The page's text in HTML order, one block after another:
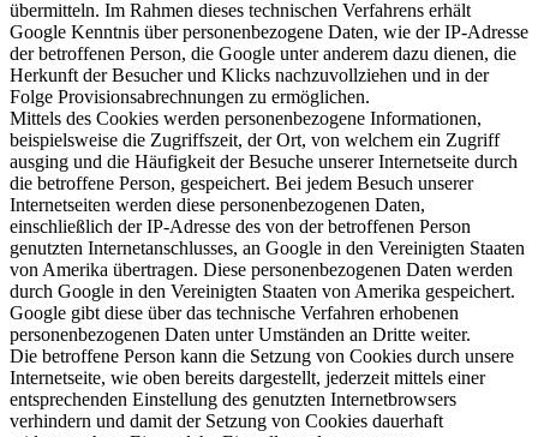
übermitteln. Im Rahmen dieses technischen Verfahrens erhält
Google Kenntnis über personenbezogene Daten, wie der IP-Adresse
der betroffenen Person, die Google unter anderem dazu dienen, die
Herkunft der Besucher und Klicks nachzuvollziehen und in der
Folge Provisionsabrechnungen zu ermöglichen.
Mittels des Cookies werden personenbezogene Informationen,
beispielsweise die Zugriffszeit, der Ort, von welchem ein Zugriff
ausging und die Häufigkeit der Besuche unserer Internetseite durch
die betroffene Person, gespeichert. Bei jedem Besuch unserer
Internetseiten werden diese personenbezogenen Daten,
einschließlich der IP-Adresse des von der betroffenen Person
genutzten Internetanschlusses, an Google in den Vereinigten Staaten
von Amerika übertragen. Diese personenbezogenen Daten werden
durch Google in den Vereinigten Staaten von Amerika gespeichert.
Google gibt diese über das technische Verfahren erhobenen
personenbezogenen Daten unter Umständen an Dritte weiter.
Die betroffene Person kann die Setzung von Cookies durch unsere
Internetseite, wie oben bereits dargestellt, jederzeit mittels einer
entsprechenden Einstellung des genutzten Internetbrowsers
verhindern und damit der Setzung von Cookies dauerhaft